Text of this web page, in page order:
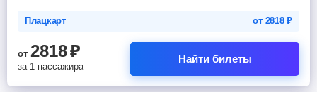
Плацкарт от 2818₽
от 2818₽
за 1 пассажира
Найти билеты